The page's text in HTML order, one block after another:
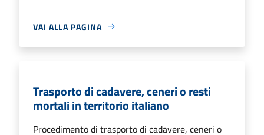
VAI ALLA PAGINA
Trasporto di cadavere, ceneri o resti
mortali in territorio italiano
Procedimento di trasporto di cadavere, ceneri o